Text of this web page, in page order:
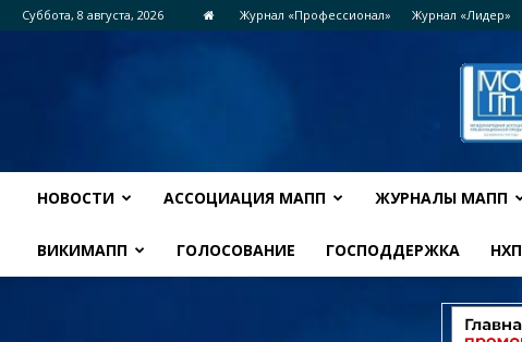
Суббота, 8 августа, 2026 Журнал «Профессионал» Журнал «Лидер»
НОВОСТИ АССОЦИАЦИЯ МАПП ЖУРНАЛЫ МАПП
ВИКИМАПП ГОЛОСОВАНИЕ ГОСПОДДЕРЖКА НХП